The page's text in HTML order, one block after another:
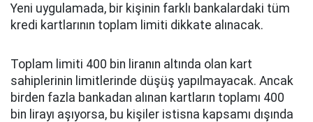
Yeni uygulamada, bir kişinin farklı bankalardaki tüm
kredi kartlarının toplam limiti dikkate alınacak.
Toplam limiti 400 bin liranın altında olan kart
sahiplerinin limitlerinde düşüş yapılmayacak. Ancak
birden fazla bankadan alınan kartların toplamı 400
bin lirayı aşıyorsa, bu kişiler istisna kapsamı dışında